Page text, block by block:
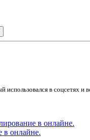
в соцсетях и
в онлайне.